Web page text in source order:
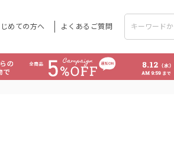
めての方へ よくあるご質問